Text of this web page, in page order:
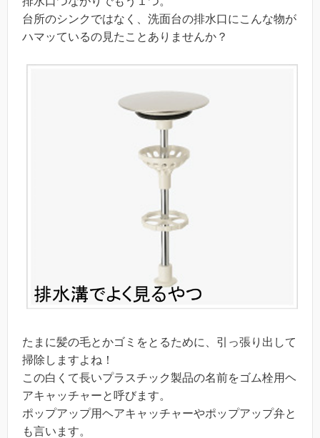
台所のシンクではなく、洗面台の排水口にこんな物が
ハマッているの見たことありませんか？
たまに髪の毛とかゴミをとるために、引っ張り出して
掃除しますよね！
この白くて長いプラスチック製品の名前をゴム栓用ヘ
アキャッチャーと呼びます。
ポップアップ用ヘアキャッチャーやポップアップ弁と
も言います。